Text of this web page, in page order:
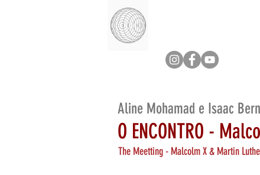
Aline Mohamad e Isaac
O ENCONTRO -
The Meetting - Malcolm X & Martin